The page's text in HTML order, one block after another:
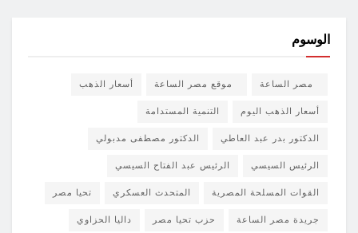
الوسوم
مصر الساعة موقع مصر الساعة أسعار الذهب
أسعار الذهب اليوم التنمية المستدامة
الدكتور بدر عبد العاطي الدكتور مصطفى مدبولي
الرئيس السيسي الرئيس عبد الفتاح السيسي
القوات المسلحة المصرية المتحدث العسكري تحيا مصر
جريدة مصر الساعة حزب تحيا مصر داليا الحزاوي